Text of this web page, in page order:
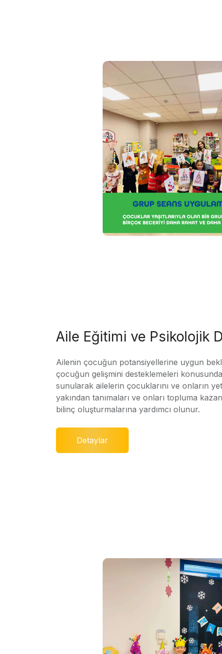
Aile Eğitimi ve Psikolojik
Ailenin çocuğun potansiyellerine uygun
çocuğun gelişmini desteklemeleri konusunda
sunularak ailelerin çocuklarını ve onların
yakından tanımaları ve onları topluma
bilinç oluşturmalarına yardımcı olunur.
Detaylar